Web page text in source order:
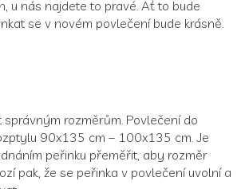
u nás najdete to pravé. Ať to bude
se v novém povlečení bude krásně.
rozměrům. Povlečení do
90x135 cm – 100x135 cm. Je
peřinku přeměřit, aby rozměr
pak, že se peřinka v povlečení uvolní a